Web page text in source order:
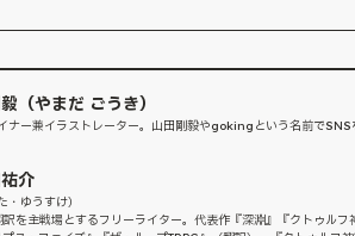
（やまだ ごうき）
ナー兼イラストレーター。山田剛毅やgokingという名前で
介
・ゆうすけ）
訳を主戦場とするフリーライター。代表作『深淵』『クトゥ